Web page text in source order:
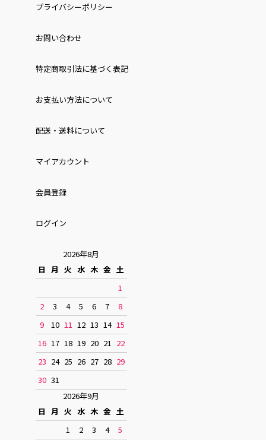
プライバシーポリシー
お問い合わせ
特定商取引法に基づく表記
お⽀払い⽅法について
配送・送料について
マイアカウント
会員登録
ログイン
2026年8月
日
月 火 水 木 金 土
1
2
3 4 5 6 7
8
9
10 11 12 13 14 15
16 17 18 19 20 21
22
23 24 25 26 27 28 29
30 31
2026年9月
日
月 火 水 木 金 土
1
2 3 4 5